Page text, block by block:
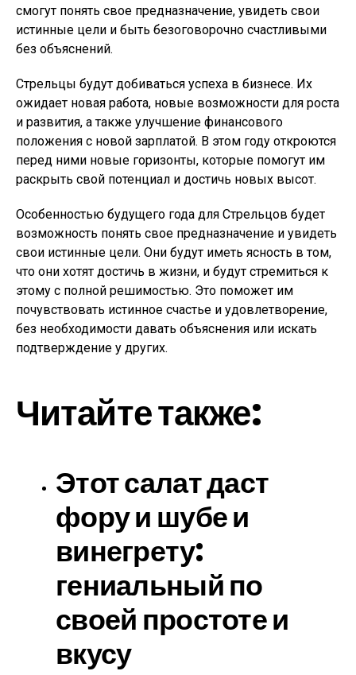
смогут понять свое предназначение, увидеть свои
истинные цели и быть безоговорочно счастливыми
без объяснений.
Стрельцы будут добиваться успеха в бизнесе. Их
ожидает новая работа, новые возможности для роста
и развития, а также улучшение финансового
положения с новой зарплатой. В этом году откроются
перед ними новые горизонты, которые помогут им
раскрыть свой потенциал и достичь новых высот.
Особенностью будущего года для Стрельцов будет
возможность понять свое предназначение и увидеть
свои истинные цели. Они будут иметь ясность в том,
что они хотят достичь в жизни, и будут стремиться к
этому с полной решимостью. Это поможет им
почувствовать истинное счастье и удовлетворение,
без необходимости давать объяснения или искать
подтверждение у других.
Читайте также:
Этот салат даст
фору и шубе и
винегрету:
гениальный по
своей простоте и
вкусу